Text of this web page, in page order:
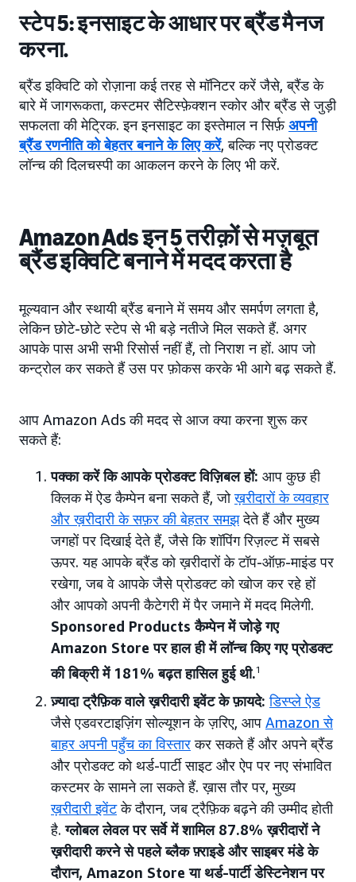
स्टेप 5: इनसाइट के आधार पर ब्रैंड मैनज
करना.
ब्रैंड इक्विटि को रोज़ाना कई तरह से मॉनिटर करें जैसे, ब्रैंड के
बारे में जागरूकता, कस्टमर सैटिस्फ़ेक्शन स्कोर और ब्रैंड से जुड़ी
सफलता की मेट्रिक. इन इनसाइट का इस्तेमाल न सिर्फ़अपनी
ब्रैंड रणनीति को बेहतर बनाने के लिए करें, बल्कि नए प्रोडक्ट
लॉन्च की दिलचस्पी का आकलन करने के लिए भी करें.
Amazon Ads इन 5 तरीक़ों से मज़बूत
ब्रैंड इक्विटि बनाने में मदद करता है
मूल्यवान और स्थायी ब्रैंड बनाने में समय और समर्पण लगता है,
लेकिन छोटे-छोटे स्टेप से भी बड़े नतीजे मिल सकते हैं. अगर
आपके पास अभी सभी रिसोर्स नहीं हैं, तो निराश न हों. आप जो
कन्ट्रोल कर सकते हैं उस पर फ़ोकस करके भी आगे बढ़ सकते हैं.
आप Amazon Ads की मदद से आज क्या करना शुरू कर
सकते हैं:
पक्का करें कि आपके प्रोडक्ट विज़िबल हों: आप कुछ ही
क्लिक में ऐड कैम्पेन बना सकते हैं, जोख़रीदारों के व्यवहार
और ख़रीदारी के सफ़र की बेहतर समझदेते हैं और मुख्य
जगहों पर दिखाई देते हैं, जैसे कि शॉपिंग रिज़ल्ट में सबसे
ऊपर. यह आपके ब्रैंड को ख़रीदारों के टॉप-ऑफ़-माइंड पर
रखेगा, जब वे आपके जैसे प्रोडक्ट को खोज कर रहे हों
और आपको अपनी कैटेगरी में पैर जमाने में मदद मिलेगी.
Sponsored Products कैम्पेन में जोड़े गए
Amazon Store पर हाल ही में लॉन्च किए गए प्रोडक्ट
की बिक्री में 181% बढ़त हासिल हुई थी.1
ज़्यादा ट्रैफ़िक वाले ख़रीदारी इवेंट के फ़ायदे: डिस्प्ले ऐड
जैसे एडवरटाइज़िंग सोल्यूशन के ज़रिए, आप Amazon से
बाहर अपनी पहुँच का विस्तारकर सकते हैं और अपने ब्रैंड
और प्रोडक्ट को थर्ड-पार्टी साइट और ऐप पर नए संभावित
कस्टमर के सामने ला सकते हैं. ख़ास तौर पर, मुख्य
ख़रीदारी इवेंटके दौरान, जब ट्रैफ़िक बढ़ने की उम्मीद होती
है.ग्लोबल लेवल पर सर्वे में शामिल 87.8% ख़रीदारों ने
ख़रीदारी करने से पहले ब्लैक फ़्राइडे और साइबर मंडे के
दौरान, Amazon Store या थर्ड-पार्टी डेस्टिनेशन पर